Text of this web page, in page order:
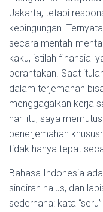
Jakarta, tetapi
kebingungan.
secara mentah-
kaku, istilah finansial
berantakan. Saat
dalam terjemahan
menggagalkan kerja
hari itu, saya
penerjemahan
tidak hanya tepat
Bahasa Indonesia
sindiran halus, dan
sederhana: kata